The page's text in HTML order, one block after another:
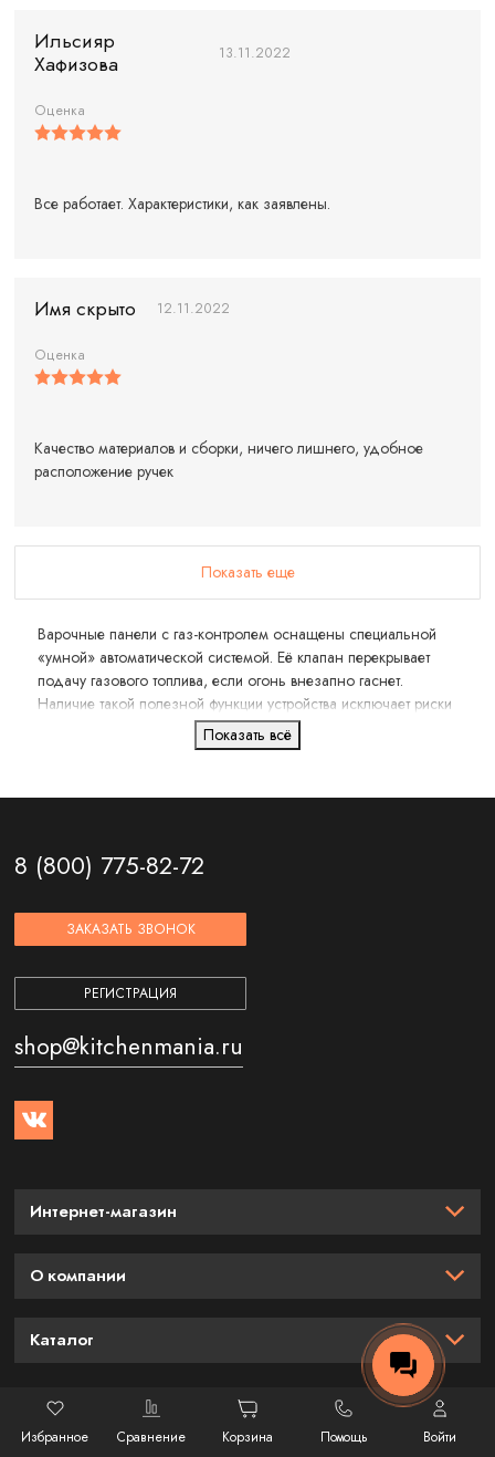
Ильсияр
Хафизова
13.11.2022
Оценка
Все работает. Характеристики, как заявлены.
Имя скрыто 12.11.2022
Оценка
Качество материалов и сборки, ничего лишнего, удобное
расположение ручек
Показать еще
Варочные панели с газ-контролем оснащены специальной
«умной» автоматической системой. Её клапан перекрывает
подачу газового топлива, если огонь внезапно гаснет.
Наличие такой полезной функции устройства исключает риски
утечек газа дома или в квартире и обеспечивает
максимальную безопасность при эксплуатации.
Газ-контролем снабжены не только современные плиты, но и
все модели варочных газовых панелей с независимым типом
Показать всё
8 (800) 775-82-72
ЗАКАЗАТЬ ЗВОНОК
РЕГИСТРАЦИЯ
shop@kitchenmania.ru
Интернет-магазин
О компании
Каталог
© 2026 год. Китченмания — официальный интернет-магазин
Избранное Сравнение Корзина Помощь Войти